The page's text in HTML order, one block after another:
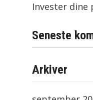
Invester dine
Seneste
Arkiver